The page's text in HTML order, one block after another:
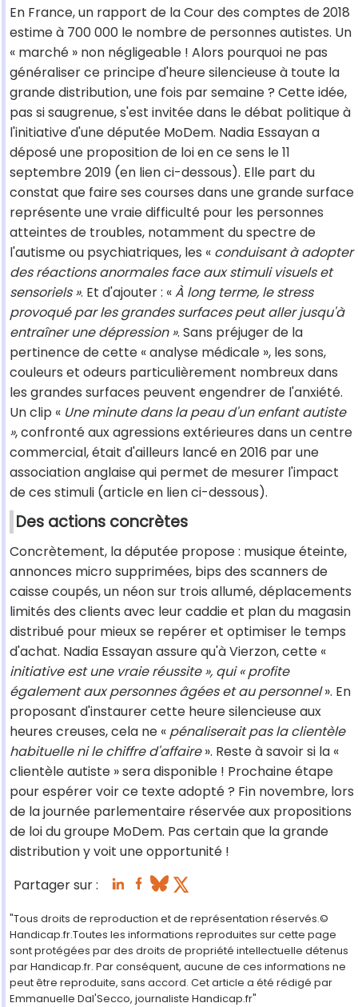
En France, un rapport de la Cour des comptes de 2018
estime à 700 000 le nombre de personnes autistes. Un
« marché » non négligeable ! Alors pourquoi ne pas
généraliser ce principe d'heure silencieuse à toute la
grande distribution, une fois par semaine ? Cette idée,
pas si saugrenue, s'est invitée dans le débat politique à
l'initiative d'une députée MoDem. Nadia Essayan a
déposé une proposition de loi en ce sens le 11
septembre 2019 (en lien ci-dessous). Elle part du
constat que faire ses courses dans une grande surface
représente une vraie difficulté pour les personnes
atteintes de troubles, notamment du spectre de
l'autisme ou psychiatriques, les « conduisant à adopter
des réactions anormales face aux stimuli visuels et
sensoriels ». Et d'ajouter : «À long terme, le stress
provoqué par les grandes surfaces peut aller jusqu'à
entraîner une dépression ». Sans préjuger de la
pertinence de cette « analyse médicale », les sons,
couleurs et odeurs particulièrement nombreux dans
les grandes surfaces peuvent engendrer de l'anxiété.
Un clip « Une minute dans la peau d'un enfant autiste
», confronté aux agressions extérieures dans un centre
commercial, était d'ailleurs lancé en 2016 par une
association anglaise qui permet de mesurer l'impact
de ces stimuli (article en lien ci-dessous).
Des actions concrètes
Concrètement, la députée propose : musique éteinte,
annonces micro supprimées, bips des scanners de
caisse coupés, un néon sur trois allumé, déplacements
limités des clients avec leur caddie et plan du magasin
distribué pour mieux se repérer et optimiser le temps
d'achat. Nadia Essayan assure qu'à Vierzon, cette «
initiative est une vraie réussite », qui « profite
également aux personnes âgées et au personnel». En
proposant d'instaurer cette heure silencieuse aux
heures creuses, cela ne « pénaliserait pas la clientèle
habituelle ni le chiffre d'affaire». Reste à savoir si la «
clientèle autiste » sera disponible ! Prochaine étape
pour espérer voir ce texte adopté ? Fin novembre, lors
de la journée parlementaire réservée aux propositions
de loi du groupe MoDem. Pas certain que la grande
distribution y voit une opportunité !
Partager sur :
"Tous droits de reproduction et de représentation réservés.©
Handicap.fr.Toutes les informations reproduites sur cette page
sont protégées par des droits de propriété intellectuelle détenus
par Handicap.fr. Par conséquent, aucune de ces informations ne
peut être reproduite, sans accord. Cet article a été rédigé par
Emmanuelle Dal'Secco, journaliste Handicap.fr"